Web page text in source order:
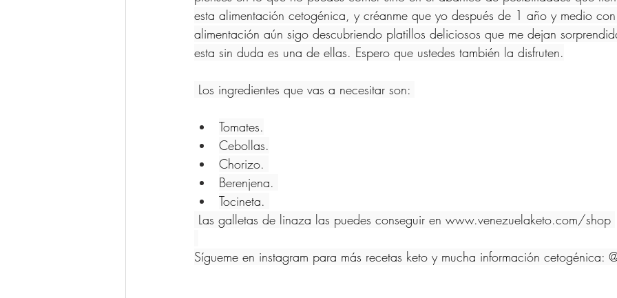
esta alimentación cetogénica, y créanme que yo después de 1 año y medio
alimentación aún sigo descubriendo platillos deliciosos que me dejan
esta sin duda es una de ellas. Espero que ustedes también la disfruten.
Los ingredientes que vas a necesitar son:
Tomates.
Cebollas.
Chorizo.
Berenjena.
Tocineta.
Las galletas de linaza las puedes conseguir en www.venezuelaketo.com/shop
Sígueme en instagram para más recetas keto y mucha información cetogénica: